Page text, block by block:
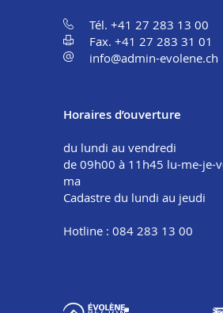
Tél. +41 27 283 13 00
Fax. +41 27 283 31 01
info@admin-evolene.ch
Horaires d’ouverture
du lundi au vendredi
de 09h00 à 11h45 lu-me-je-
ma
Cadastre du lundi au jeudi
Hotline : 084 283 13 00